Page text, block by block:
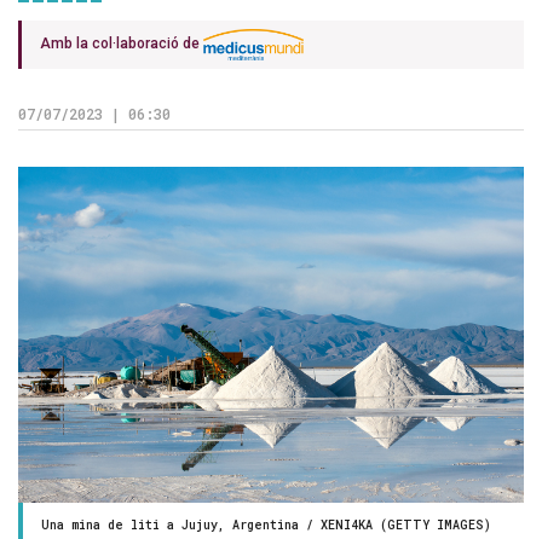
Amb la col·laboració de
07/07/2023 | 06:30
Una mina de liti a Jujuy, Argentina / XENI4KA (GETTY IMAGES)